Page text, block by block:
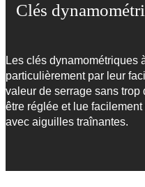
Clés
Les clés dynamométriques
particulièrement par leur
valeur de serrage sans
être réglée et lue
avec aiguilles traînantes.